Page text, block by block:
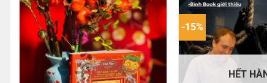
-15%
HẾT